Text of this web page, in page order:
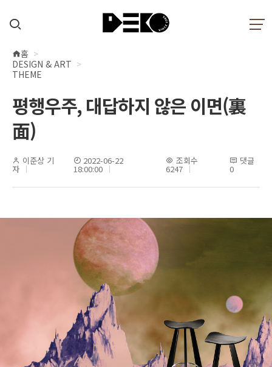
현
재
치
홈
DESIGN & ART
THEME
평행우주, 대답하지 않은 이면(裏
面)
이준상 기
자
2022-06-22
18:00:00
조회수
6247
댓글
0